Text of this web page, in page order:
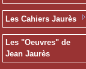
Les Cahiers Jaurès
Les "Oeuvres" de
Jean Jaurès